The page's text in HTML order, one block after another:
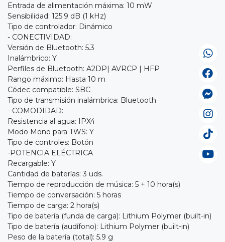
Entrada de alimentación máxima: 10 mW
Sensibilidad: 125.9 dB (1 kHz)
Tipo de controlador: Dinámico
- CONECTIVIDAD:
Versión de Bluetooth: 5.3
Inalámbrico: Y
Perfiles de Bluetooth: A2DP| AVRCP | HFP
Rango máximo: Hasta 10 m
Códec compatible: SBC
Tipo de transmisión inalámbrica: Bluetooth
- COMODIDAD:
Resistencia al agua: IPX4
Modo Mono para TWS: Y
Tipo de controles: Botón
-POTENCIA ELÉCTRICA
Recargable: Y
Cantidad de baterías: 3 uds.
Tiempo de reproducción de música: 5 + 10 hora(s)
Tiempo de conversación: 5 horas
Tiempo de carga: 2 hora(s)
Tipo de batería (funda de carga): Lithium Polymer (built-in)
Tipo de batería (audífono): Lithium Polymer (built-in)
Peso de la batería (total): 5.9 g